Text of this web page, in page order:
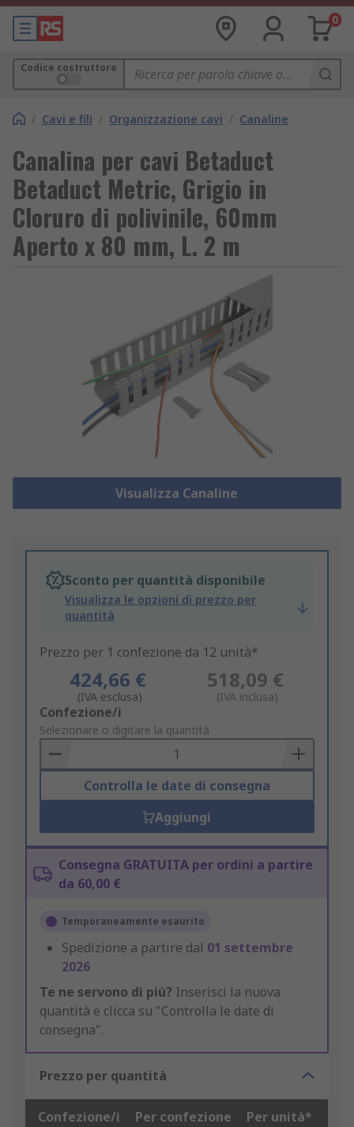
0
Codice costruttore
/ Cavi e fili / Organizzazione cavi / Canaline
Canalina per cavi Betaduct
Betaduct Metric, Grigio in
Cloruro di polivinile, 60mm
Aperto x 80 mm, L. 2 m
Visualizza Canaline
Sconto per quantità disponibile
Visualizza le opzioni di prezzo per
quantità
Prezzo per 1 confezione da 12 unità*
424,66 €
(IVA esclusa)
518,09 €
(IVA inclusa)
Add
to
Basket
Confezione/i
Selezionare o digitare la quantità
Controlla le date di consegna
Aggiungi
Consegna GRATUITA per ordini a partire
da 60,00 €
Temporaneamente esaurito
Spedizione a partire dal 01 settembre
2026
Te ne servono di più? Inserisci la nuova
quantità e clicca su "Controlla le date di
consegna".
Prezzo per quantità
Confezione/i Per confezione Per unità*